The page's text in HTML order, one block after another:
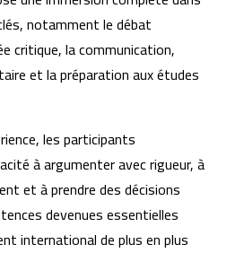
notamment le débat
critique, la communication,
et la préparation aux études
les participants
à argumenter avec rigueur, à
et à prendre des décisions
devenues essentielles
international de plus en plus